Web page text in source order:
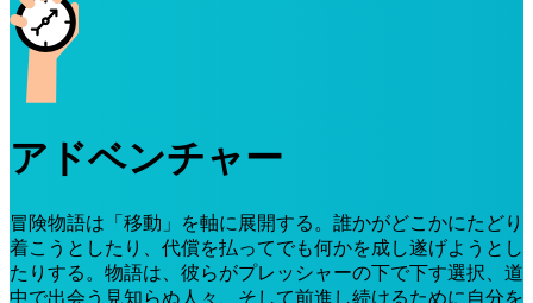
アドベンチャー
冒険物語は「移動」を軸に展開する。誰かがどこかにたどり
着こうとしたり、代償を払ってでも何かを成し遂げようとし
たりする。物語は、彼らがプレッシャーの下で下す選択、道
中で出会う見知らぬ人々、そして前進し続けるために自分を